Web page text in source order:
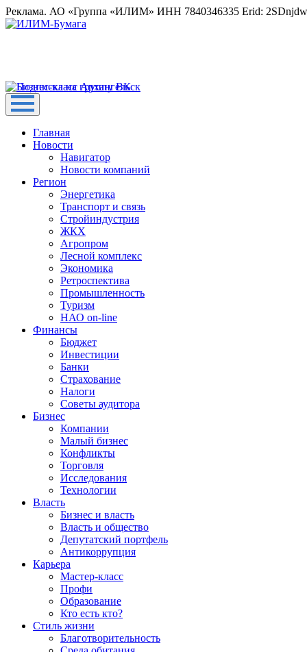
Реклама. АО «Группа «ИЛИМ» ИНН 7840346335 Erid:
Главная
Новости
Навигатор
Новости компаний
Регион
Энергетика
Транспорт и связь
Стройиндустрия
ЖКХ
Агропром
Лесной комплекс
Экономика
Ретроспектива
Промышленность
Туризм
НАО on-line
Финансы
Бюджет
Инвестиции
Банки
Страхование
Налоги
Советы аудитора
Бизнес
Компании
Малый бизнес
Конфликты
Торговля
Исследования
Технологии
Власть
Бизнес и власть
Власть и общество
Депутатский портфель
Антикоррупция
Карьера
Мастер-класс
Профи
Образование
Кто есть кто?
Стиль жизни
Благотворительность